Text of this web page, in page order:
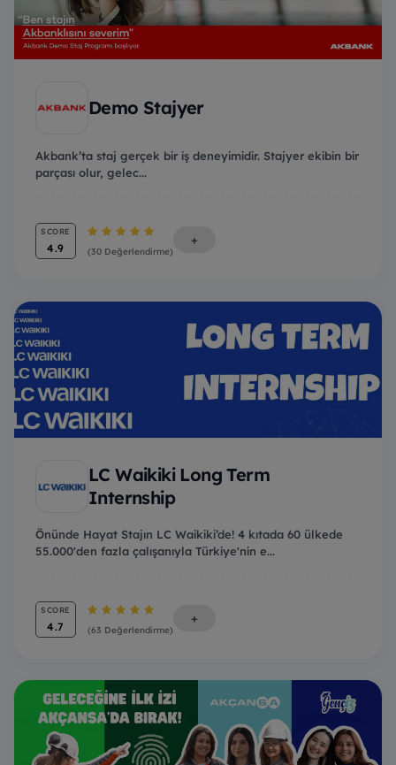
Demo Stajyer
Akbank’ta staj gerçek bir iş deneyimidir. Stajyer ekibin bir
parçası olur, gelec...
SCORE
4.9 (30 Değerlendirme)
+
LC Waikiki Long Term
Internship
Önünde Hayat Stajın LC Waikiki’de! 4 kıtada 60 ülkede
55.000'den fazla çalışanıyla Türkiye'nin e...
SCORE
4.7 (63 Değerlendirme)
+